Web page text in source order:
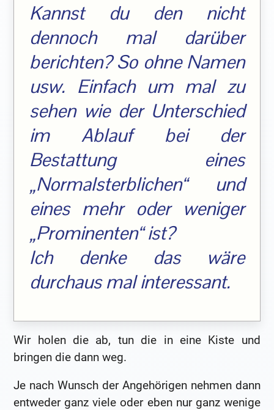
Kannst du den nicht
dennoch mal darüber
berichten? So ohne Namen
usw. Einfach um mal zu
sehen wie der Unterschied
im Ablauf bei der
Bestattung eines
„Normalsterblichen“ und
eines mehr oder weniger
„Prominenten“ ist?
Ich denke das wäre
durchaus mal interessant.
Wir holen die ab, tun die in eine Kiste und
bringen die dann weg.
Je nach Wunsch der Angehörigen nehmen dann
entweder ganz viele oder eben nur ganz wenige